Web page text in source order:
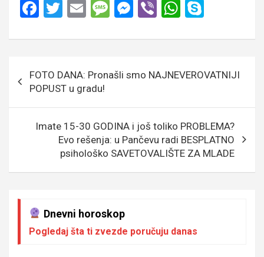
F
ce
o
o
k
T
tt
E
ail
M
s
g
e
M
se
g
er
Vi
er
W
at
A
p
p
p
чланка
FOTO DANA: Pronašli smo NAJNEVEROVATNIJI
POPUST u gradu!
Imate 15-30 GODINA i još toliko PROBLEMA?
Evo rešenja: u Pančevu radi BESPLATNO
psihološko SAVETOVALIŠTE ZA MLADE
Dnevni horoskop
Pogledaj šta ti zvezde poručuju danas